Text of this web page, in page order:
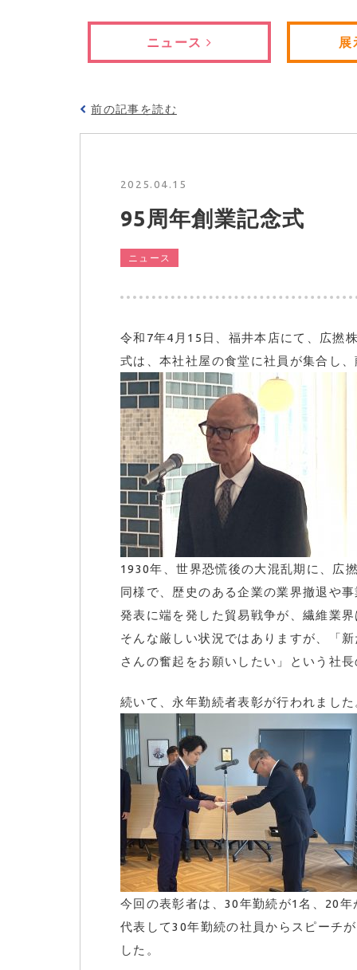
ニュース
前の記事を読む
95周年創業記念式
2025.04.15
ニュース
令和7年4月15日、福井本店にて、広撚
式は、本社社屋の食堂に社員が集合し
1930年、世界恐慌後の大混乱期に、広
同様で、歴史のある企業の業界撤退や
発表に端を発した貿易戦争が、繊維業
そんな厳しい状況ではありますが、「
さんの奮起をお願いしたい」という社
続いて、永年勤続者表彰が行われまし
今回の表彰者は、30年勤続が1名、20
代表して30年勤続の社員からスピーチ
した。